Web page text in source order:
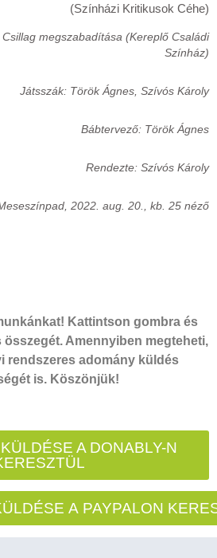
(Színházi Kritikusok Céhe)
megszabadítása (Kereplő Családi
Színház)
Játsszák: Török Ágnes, Szívós Károly
Bábtervező: Török Ágnes
Rendezte: Szívós Károly
2022. aug. 20., kb. 25 néző
Kattintson gombra és
összegét. Amennyiben megteheti,
rendszeres adomány küldés
is. Köszönjük!
A DONABLY-N
A PAYPALON